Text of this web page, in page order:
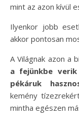
mint az azon kívül
Ilyenkor jobb
akkor pontosan
A Világnak azon a
a fejünkbe
pékáruk
kemény
mintha egészen